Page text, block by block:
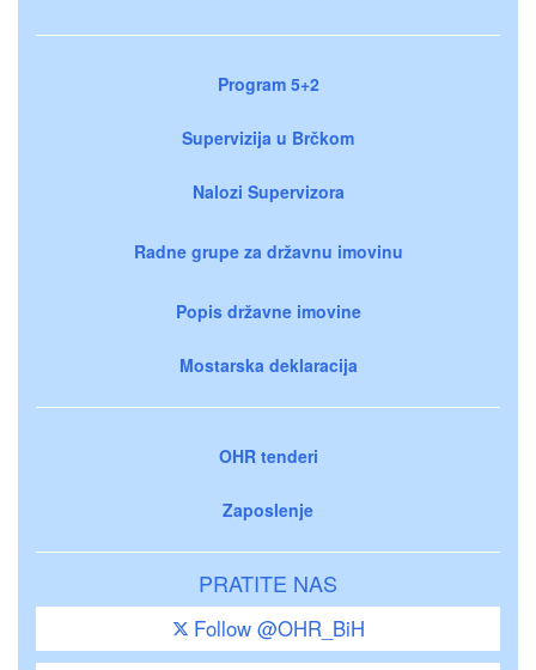
Program 5+2
Supervizija u Brčkom
Nalozi Supervizora
Radne grupe za državnu imovinu
Popis državne imovine
Mostarska deklaracija
OHR tenderi
Zaposlenje
PRATITE NAS
Follow @OHR_BiH